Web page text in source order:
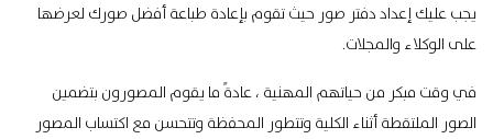
يجب عليك إعداد دفتر صور حيث تقوم بإعادة طباعة أفضل صورك لعرضها
على الوكلاء والمجلات.
في وقت مبكر من حياتهم المهنية ، عادةً ما يقوم المصورون بتضمين
الصور الملتقطة أثناء الكلية وتتطور المحفظة وتتحسن مع اكتساب المصور